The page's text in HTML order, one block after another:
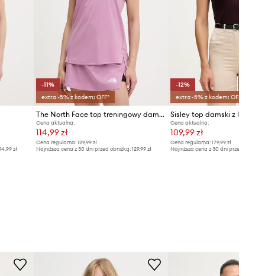
zł
-11%
extra -5% z kodem: OFF*
The North Face top treningowy damski Flex
Cena aktualna:
114,99 zł
Cena regularna:129,99 zł
Najniższa cena z 30 dni przed obniżką:129,99 zł
-12%
extra -5% z kodem: OFF*
Sisley top damski z
Cena aktualna:
109,99 zł
Cena regularna: 179,99 zł
Najniższa cena z 30 dni przed obniżką: